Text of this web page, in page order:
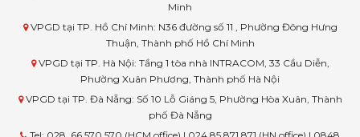
Minh
VPGD tại TP. Hồ Chí Minh: N36 đường số 11 , Phường Đông Hưng
Thuận, Thành phố Hồ Chí Minh
VPGD tại TP. Hà Nội: Tầng 1 tòa nhà INTRACOM, 33 Cầu Diễn,
Phường Xuân Phương, Thành phố Hà Nội
VPGD tại TP. Đà Nẵng: Số 10 Lỗ Giáng 5, Phường Hòa Xuân, Thành
phố Đà Nẵng